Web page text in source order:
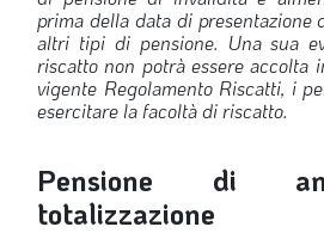
ASSOCIAZIONI
LA VIGNETTA DI EVASIO
SPECIALE
CAMBIA
prima della data di presentazione
altri tipi di pensione. Una sua
riscatto non potrà essere accolta
vigente Regolamento Riscatti, i
esercitare la facoltà di riscatto.
Pensione di
totalizzazione